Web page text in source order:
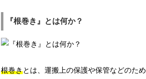
『根巻き』とは何か？
根巻きとは、運搬上の保護や保管などのため